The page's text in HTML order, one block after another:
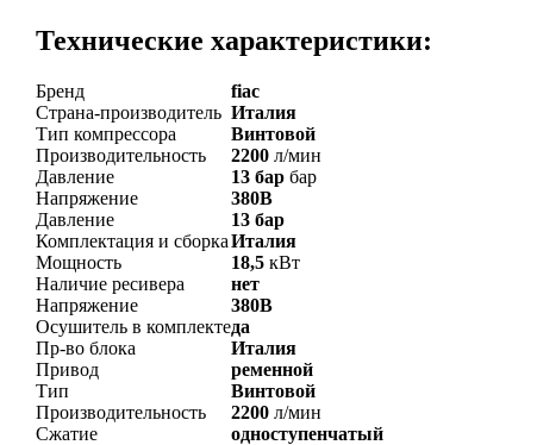
Технические характеристики:
Бренд
fiac
Страна-производитель Италия
Тип компрессора
Винтовой
Производительность
2200 л/мин
Давление
13 бар бар
Напряжение
380В
Давление
13 бар
Комплектация и сборкаИталия
Мощность
18,5 кВт
Наличие ресивера
нет
Напряжение
380В
Осушитель в комплектеда
Пр-во блока
Италия
Привод
ременной
Тип
Винтовой
Производительность
2200 л/мин
Сжатие
одноступенчатый